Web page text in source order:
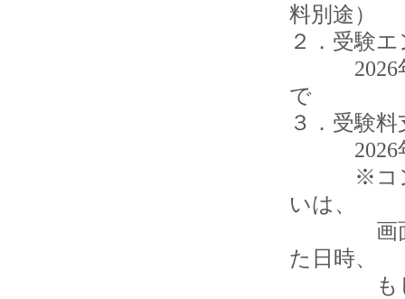
料別途）
２．受験
2026年7
で
３．受験
2026年
※コンビ
いは、
画面上
た日時、
もしく